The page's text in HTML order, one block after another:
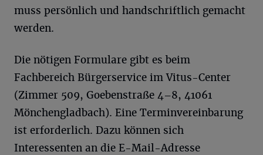
muss persönlich und handschriftlich gemacht
werden.
Die nötigen Formulare gibt es beim
Fachbereich Bürgerservice im Vitus-Center
(Zimmer 509, Goebenstraße 4–8, 41061
Mönchengladbach). Eine Terminvereinbarung
ist erforderlich. Dazu können sich
Interessenten an die E-Mail-Adresse